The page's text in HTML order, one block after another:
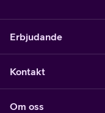
Erbjudande
Kontakt
Om oss